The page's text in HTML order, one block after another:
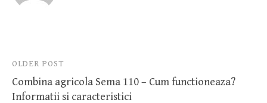
Post
navigation
OLDER POST
Combina agricola Sema 110 – Cum functioneaza?
Informatii si caracteristici